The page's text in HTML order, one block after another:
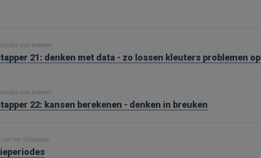
voor iedereen
21: denken met data - zo lossen kleuters problemen op
voor iedereen
22: kansen berekenen - denken in breuken
van het schooljaar